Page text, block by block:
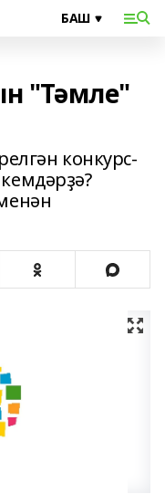
"Тәмле"
конкурс-